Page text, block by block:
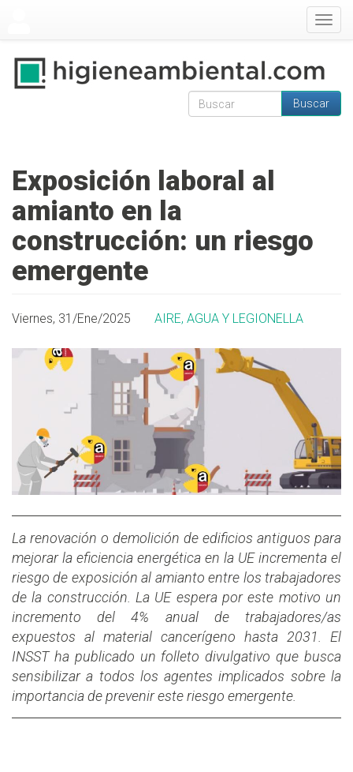
Formulario de
Buscar
Exposición laboral al
amianto en la
construcción: un riesgo
emergente
Viernes, 31/Ene/2025 AIRE, AGUA Y LEGIONELLA
La renovación o demolición de edificios antiguos para
mejorar la eficiencia energética en la UE incrementa el
riesgo de exposición al amianto entre los trabajadores
de la construcción. La UE espera por este motivo un
incremento del 4% anual de trabajadores/as
expuestos al material cancerígeno hasta 2031. El
INSST ha publicado un folleto divulgativo que busca
sensibilizar a todos los agentes implicados sobre la
importancia de prevenir este riesgo emergente.